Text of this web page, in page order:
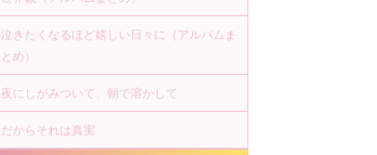
泣きたくなるほど嬉しい日々に（アルバムま
とめ）
夜にしがみついて、朝で溶かして
だからそれは真実